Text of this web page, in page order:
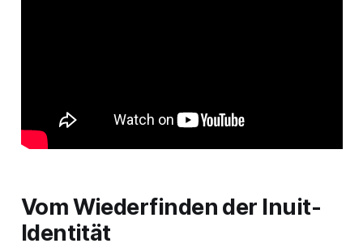
Vom Wiederfinden der Inuit-
Identität